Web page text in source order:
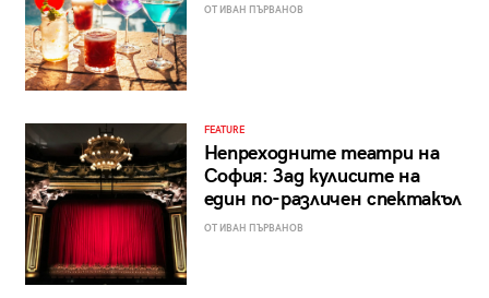
ОТ ИВАН ПЪРВАНОВ
FEATURE
Непреходните театри на
София: Зад кулисите на
един по-различен спектакъл
ОТ ИВАН ПЪРВАНОВ